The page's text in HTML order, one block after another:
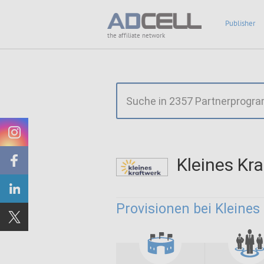
the affiliate network
Publisher
Kleines
Provisionen bei